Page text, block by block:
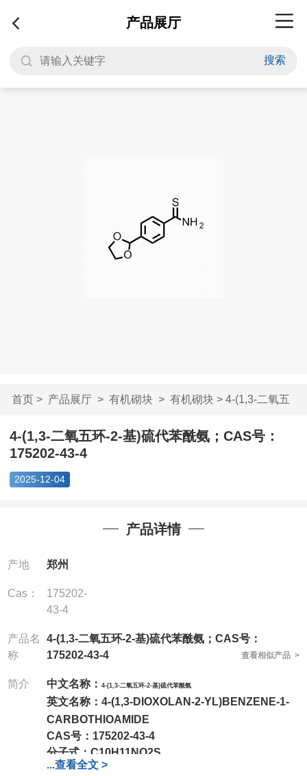
产品展厅
搜索
首页> 产品展厅> 有机砌块> 有机砌块> 4-(1,3-二氧五
环-2-基)硫代苯...
4-(1,3-二氧五环-2-基)硫代苯酰氨；CAS号：
175202-43-4
2025-12-04
产品详情
产地 郑州
Cas：
175202-
43-4
产品名
称
4-(1,3-二氧五环-2-基)硫代苯酰氨；CAS号：
175202-43-4
查看相似产品 >
简介 中文名称： 4-(1,3-二氧五环-2-基)硫代苯酰氨
英文名称： 4-(1,3-DIOXOLAN-2-YL)BENZENE-1-
CARBOTHIOAMIDE
CAS号： 175202-43-4
分子式： C10H11NO2S
分子量：209.26
...查看全文 >